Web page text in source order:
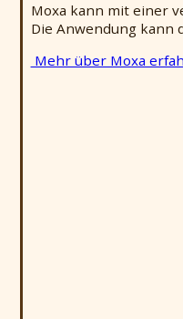
Moxa kann mit einer
Die Anwendung kann
Mehr über Moxa